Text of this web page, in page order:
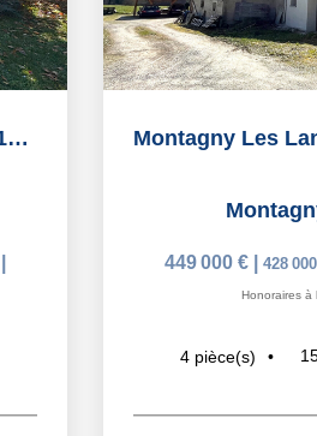
VIEUGY Maison de 140m2 au sol et 190m2 de surface...
449 000 € 428
Honoraires à
4 pièce(s)